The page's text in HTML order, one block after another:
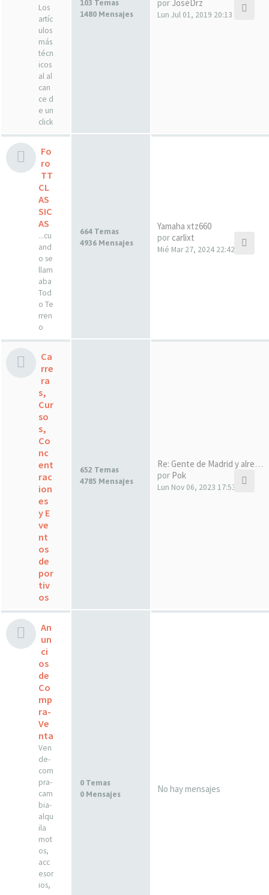
Los
artíc
ulos
más
técn
icos
al al
can
ce d
e un
click
103 Temas
1480 Mensajes
por JoséDrz
Lun Jul 01, 2019 20:13
Fo
ro
TT
CL
AS
SIC
AS
...cu
and
o se
llam
aba
Tod
o Te
rren
o
664 Temas
4936 Mensajes
Yamaha xtz660
por carlixt
Mié Mar 27, 2024 22:42
Ca
rre
ra
s,
Cur
so
s,
Co
nc
ent
rac
ion
es
y E
ve
nt
os
de
por
tiv
os
652 Temas
4785 Mensajes
Re: Gente de Madrid y alreded…
por Pok
Lun Nov 06, 2023 17:53
An
un
ci
os
de
Co
mp
ra-
Ve
nta
Ven
de-
com
pra-
cam
bia-
alqu
ila
mot
os,
acc
esor
ios,
0 Temas
0 Mensajes
No hay mensajes